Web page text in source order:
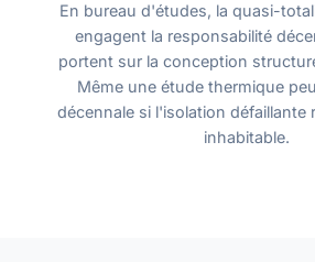
En bureau d'études, la quasi-
engagent la responsabilité
portent sur la conception
Même une étude thermique
décennale si l'isolation défaillante
inhabitable.